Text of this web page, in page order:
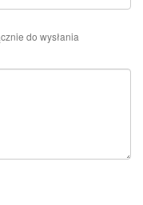
często zadawane
parametrów i
pytanie
dodaj je na
na nie